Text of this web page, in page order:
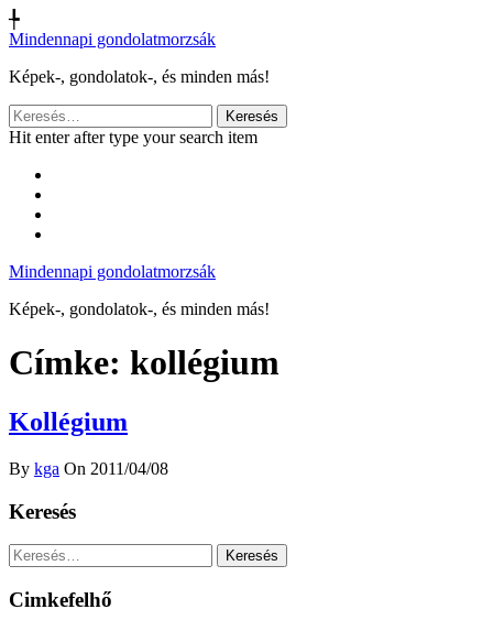
╄
Mindennapi gondolatmorzsák
Képek-, gondolatok-, és minden más!
Keresés:
Hit enter after type your search item
Mindennapi gondolatmorzsák
Képek-, gondolatok-, és minden más!
Címke: kollégium
Kollégium
By kga On 2011/04/08
Keresés
Keresés:
Cimkefelhő